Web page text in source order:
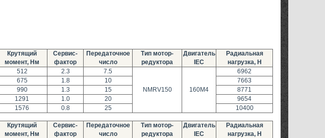
Крутящий
момент, Нм
Сервис-
фактор
Передаточное
число
Тип мотор-
редуктора
Двигатель
IEC
Радиальная
нагрузка, Н
512 2.3 7.5
NMRV150 160M4
6962
675 1.8 10
7663
990 1.3 15
8771
1291 1.0 20
9654
1576 0.8 25 10400
Крутящий
момент, Нм
Сервис-
фактор
Передаточное
число
Тип мотор-
редуктора
Двигатель
IEC
Радиальная
нагрузка, Н